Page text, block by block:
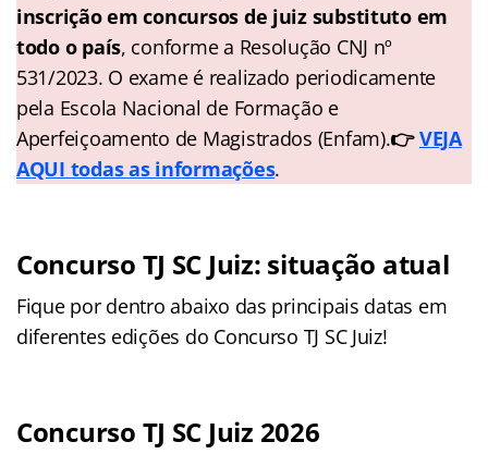
inscrição em concursos de juiz substituto em
todo o país, conforme a Resolução CNJ nº
531/2023. O exame é realizado periodicamente
pela Escola Nacional de Formação e
Aperfeiçoamento de Magistrados (Enfam).👉VEJA
AQUI todas as informações.
Concurso TJ SC Juiz: situação atual
Fique por dentro abaixo das principais datas em
diferentes edições do Concurso TJ SC Juiz!
Concurso TJ SC Juiz 2026